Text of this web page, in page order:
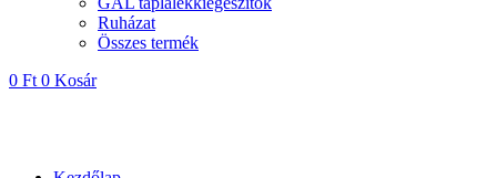
Ruházat
Összes termék
0 Ft 0 Kosár